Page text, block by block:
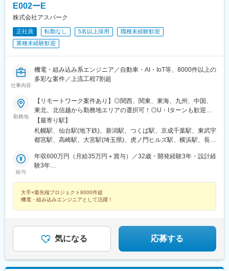
E002ーE
株式会社アスパーク
正社員 転勤なし 5名以上採用
職種未経験歓迎
業種未経験歓迎
仕事内容
機電・組み込み系エンジニア／自動車・AI・IoT等、8000件以上の
多彩な案件／上流工程7割超
勤務地
【リモートワーク案件あり】◎関西、関東、東海、九州、中国、
東北、北信越から勤務地エリアの選択可！◎U・Iターンも歓迎！
（引越し代全額負担・家賃95％補助など制度も完備！）■関西エ
リア（大阪、京都、兵庫、奈良、和歌山、滋賀）■関東エリア（東
京、神奈川、千葉、埼玉、栃木、茨城、群馬など）■東海エリア
国エリア（広島、岡山、愛媛など）■東北エリア（宮城、福島な
ど）■北信越エリア（石川、福井、富山、新潟、長野など）のプロ
勤は、基本的には本人が希望する場合以外ありません※受動喫煙防
止対策：オフィス内全面禁煙
【最寄り駅】
札幌駅、仙台駅(地下鉄)、新潟駅、つくば駅、京成千葉駅、東武宇
都宮駅、高崎駅、大宮駅(埼玉県)、虎ノ門ヒルズ駅、横浜駅、長野
線)、インテック本社前駅、烏丸駅、三宮駅(神戸新交通)、山陽姫
路駅、岡山駅、八丁堀駅(広島県)、高松駅(香川県)、天神駅、花畑
県)、東広島駅、山西駅、本町六丁目駅、金川駅、東野駅(京都
府)、東山・おかでんミュージアム駅、衣山駅、山麓駅(皿倉山)、
中津駅(大阪府・阪急線)、今出川駅、五条駅(京都市営)、桜島駅、
六本木駅、伊予大洲駅、福駅、芦原橋駅、桃山駅、野田阪神駅、
東比恵駅、渡辺橋駅、淀屋橋駅、鶴崎駅、西小倉駅、二島駅、今
池駅(福岡県)、上鳥羽口駅、竹下駅、小森江駅、甘木駅(西鉄線)、
広畑駅、住ノ江駅、江波駅、八本松駅、矢場町駅、大船駅、新羽
給与
年収600万円（月給35万円＋賞与）／32歳・開発経験3年・設計経
験3年
発経験10年
大手×最先端プロジェクト8000件超
機電・組み込みエンジニアとして活躍！
気になる 応募する